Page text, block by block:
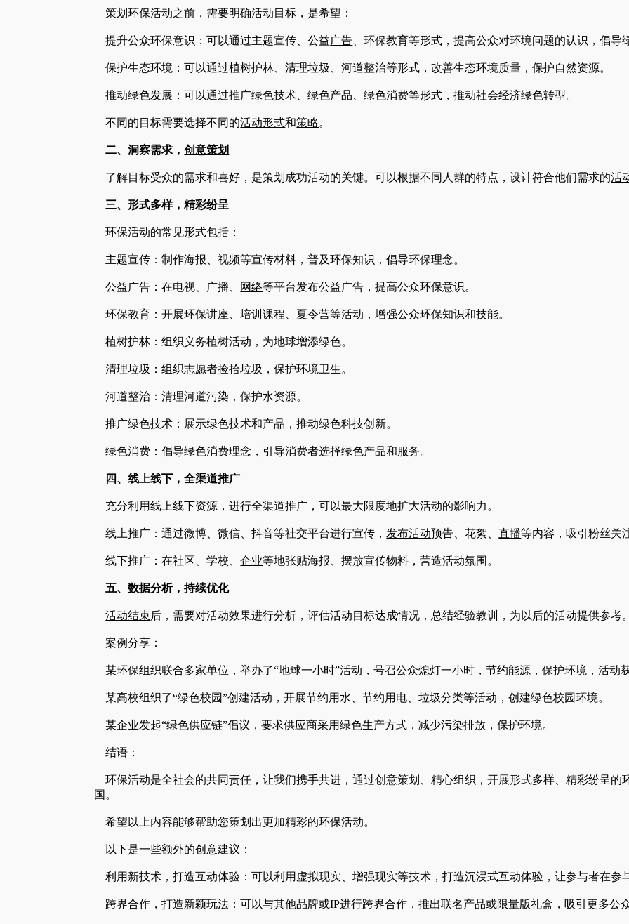
策划环保活动之前，需要明确活动目标 ，是希望：
提升公众环保意识：可以通过主题宣传、公益广告 、环保教育等形式，提高公众对环境问题的认识，倡导
保护生态环境：可以通过植树护林、清理垃圾、河道整治等形式，改善生态环境质量，保护自然资源。
推动绿色发展：可以通过推广绿色技术、绿色产品 、绿色消费等形式，推动社会经济绿色转型。
不同的目标需要选择不同的活动形式和策略。
二、洞察需求，创意策划
了解目标受众的需求和喜好，是策划成功活动的关键。可以根据不同人群的特点，设计符合他们需求的活
三、形式多样，精彩纷呈
环保活动的常见形式包括：
主题宣传：制作海报、视频等宣传材料，普及环保知识，倡导环保理念。
公益广告：在电视、广播、 网络等平台发布公益广告，提高公众环保意识。
环保教育：开展环保讲座、培训课程、夏令营等活动，增强公众环保知识和技能。
植树护林：组织义务植树活动，为地球增添绿色。
清理垃圾：组织志愿者捡拾垃圾，保护环境卫生。
河道整治：清理河道污染，保护水资源。
推广绿色技术：展示绿色技术和产品，推动绿色科技创新。
绿色消费：倡导绿色消费理念，引导消费者选择绿色产品和服务。
四、线上线下，全渠道推广
充分利用线上线下资源，进行全渠道推广，可以最大限度地扩大活动的影响力。
线上推广：通过微博、微信、抖音等社交平台进行宣传， 发布活动预告、花絮、直播等内容，吸引粉丝关
线下推广：在社区、学校、企业等地张贴海报、摆放宣传物料，营造活动氛围。
五、数据分析，持续优化
活动结束后，需要对活动效果进行分析，评估活动目标达成情况，总结经验教训，为以后的活动提供参考。
案例分享：
某环保组织联合多家单位，举办了“地球一小时”活动，号召公众熄灯一小时，节约能源，保护环境，活动
某高校组织了“绿色校园”创建活动，开展节约用水、节约用电、垃圾分类等活动，创建绿色校园环境。
某企业发起“绿色供应链”倡议，要求供应商采用绿色生产方式，减少污染排放，保护环境。
结语：
环保活动是全社会的共同责任，让我们携手共进，通过创意策划、精心组织，开展形式多样、精彩纷呈的
国。
希望以上内容能够帮助您策划出更加精彩的环保活动。
以下是一些额外的创意建议：
利用新技术，打造互动体验：可以利用虚拟现实、增强现实等技术，打造沉浸式互动体验，让参与者在参
跨界合作，打造新颖玩法：可以与其他品牌或IP进行跨界合作，推出联名产品或限量版礼盒，吸引更多公